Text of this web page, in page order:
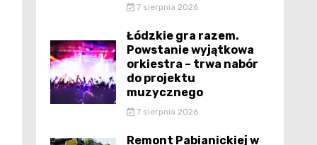
7 sierpnia 2026
Łódzkie gra razem.
Powstanie wyjątkowa
orkiestra – trwa nabór
do projektu
muzycznego
7 sierpnia 2026
Remont Pabianickiej w